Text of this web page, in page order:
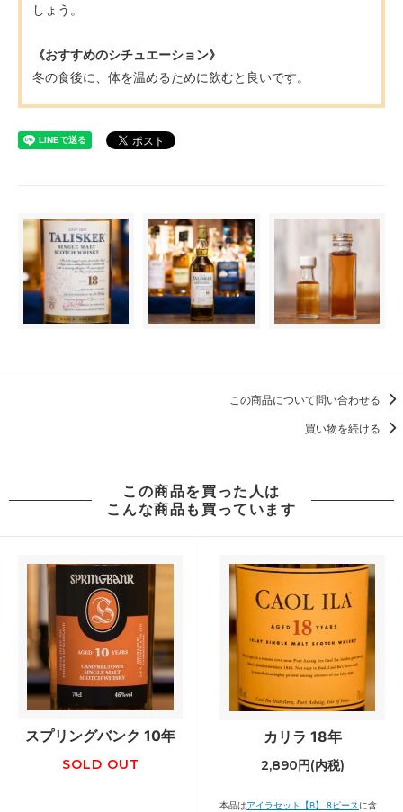
しょう。
《おすすめのシチュエーション》
冬の食後に、体を温めるために飲むと良いです。
この商品について問い合わせる
買い物を続ける
この商品を買った人は
こんな商品も買っています
スプリングバンク 10年
SOLD OUT
カリラ 18年
2,890円(内税)
本品はアイラセット【B】 8ピースに含